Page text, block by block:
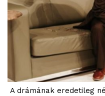
A drámának eredetileg